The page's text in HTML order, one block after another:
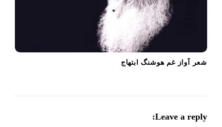
شعر آواز غم هوشنگ ابتهاج
Leave a reply: